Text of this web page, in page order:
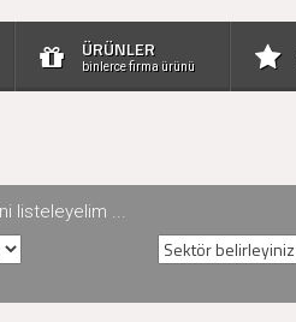
ÜRÜNLER
binlerce firma ürünü
listeleyelim ...